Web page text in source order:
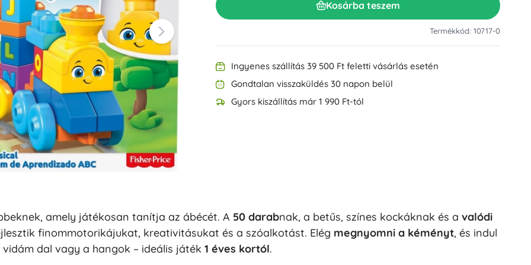
Felszerelés a legkisebbeknek
Dekorációk
Biztonság
Rendezés
Éjszakai világítás
Mosdókiegészítők
Iskola
Party
Vízijátékok Könyvek
Grillezés Dekorációk
Zene
Kosárba teszem
Termékkód: 10717-0
Ingyenes szállítás 39 500 Ft feletti vásárlás esetén
Gondtalan visszaküldés 30 napon belül
Gyors kiszállítás már 1 990 Ft-tól
amely játékosan tanítja az ábécét. A 50 darabnak, a betűs, színes kockáknak és a valódi
finommotorikájukat, kreativitásukat és a szóalkotást. Elég megnyomni a kéményt, és indul
vidám dal vagy a hangok – ideális játék 1 éves kortól.